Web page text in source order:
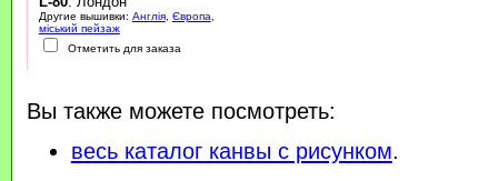
Другие вышивки: Англія, Європа
міський пейзаж
Отметить для заказа
Вы также можете посмотреть:
весь каталог канвы с рисунком.